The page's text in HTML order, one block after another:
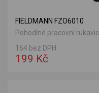
FIELDMANN FZO6010
Pohodlné pracovní
164 bez DPH
199 Kč